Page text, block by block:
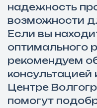
надежность
возможности
Если вы
оптимального
рекомендуем
Центре
помогут